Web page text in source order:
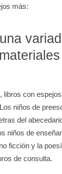
más:
libros con
niños de
del
niños de
ficción y la
de consulta.